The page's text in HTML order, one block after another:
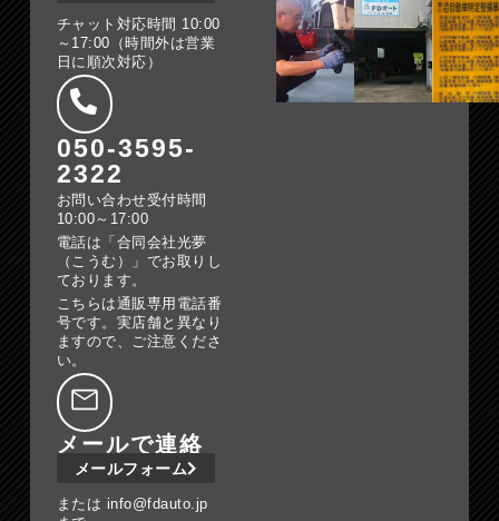
チャット対応時間 10:00
～17:00（時間外は営業
日に順次対応）
050-3595-
2322
お問い合わせ受付時間
10:00～17:00
電話は「合同会社光夢
（こうむ）」でお取りし
ております。
こちらは通販専用電話番
号です。実店舗と異なり
ますので、ご注意くださ
い。
メールで連絡
メールフォーム
または info@fdauto.jp